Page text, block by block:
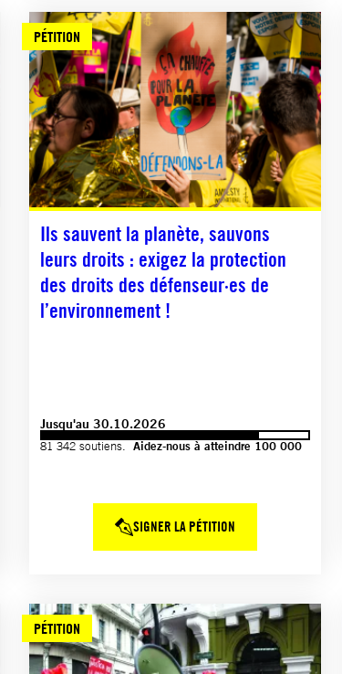
PÉTITION
Ils sauvent la planète, sauvons
leurs droits : exigez la protection
des droits des défenseur·es de
l’environnement !
Jusqu'au 30.10.2026
81 342 soutiens. Aidez-nous à atteindre 100 000
SIGNER LA PÉTITION
PÉTITION